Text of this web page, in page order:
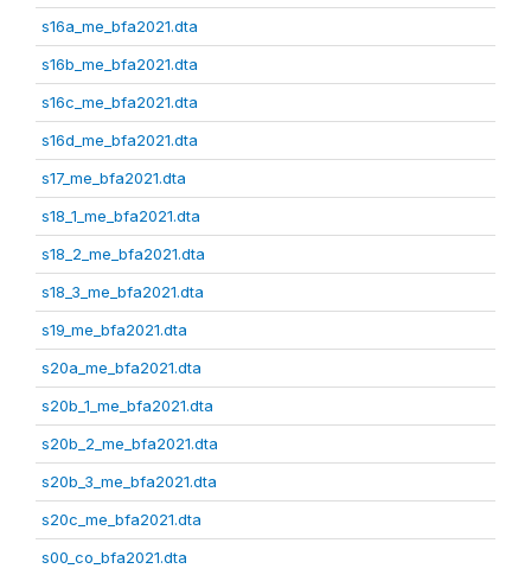
s16a_me_bfa2021.dta
s16b_me_bfa2021.dta
s16c_me_bfa2021.dta
s16d_me_bfa2021.dta
s17_me_bfa2021.dta
s18_1_me_bfa2021.dta
s18_2_me_bfa2021.dta
s18_3_me_bfa2021.dta
s19_me_bfa2021.dta
s20a_me_bfa2021.dta
s20b_1_me_bfa2021.dta
s20b_2_me_bfa2021.dta
s20b_3_me_bfa2021.dta
s20c_me_bfa2021.dta
s00_co_bfa2021.dta